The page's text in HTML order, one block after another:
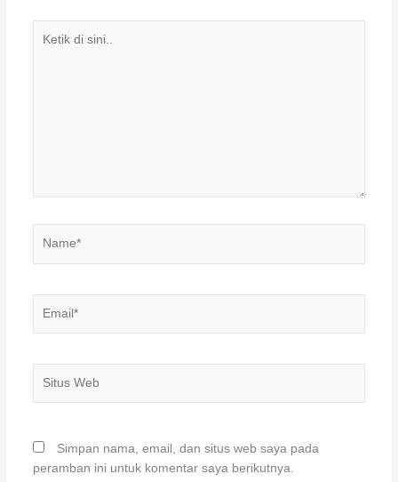
Simpan nama, email, dan situs web saya pada
peramban ini untuk komentar saya berikutnya.